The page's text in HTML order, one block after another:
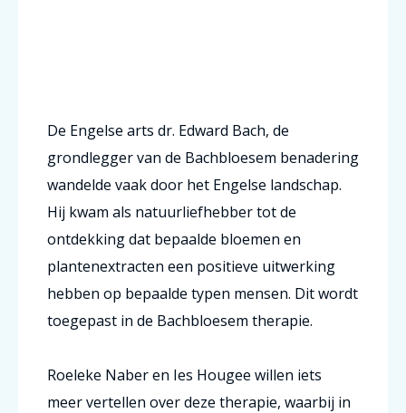
De Engelse arts dr. Edward Bach, de
grondlegger van de Bachbloesem benadering
wandelde vaak door het Engelse landschap.
Hij kwam als natuurliefhebber tot de
ontdekking dat bepaalde bloemen en
plantenextracten een positieve uitwerking
hebben op bepaalde typen mensen. Dit wordt
toegepast in de Bachbloesem therapie.
Roeleke Naber en Ies Hougee willen iets
meer vertellen over deze therapie, waarbij in